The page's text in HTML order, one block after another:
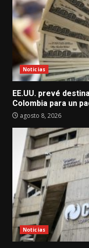
Noticias
EE.UU. prevé
Colombia para un
agosto 8, 2026
Noticias